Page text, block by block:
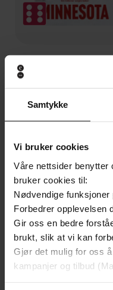
Samtykke
Vi bruker cookies
Våre nettsider
bruker cookies til:
Nødvendige
Forbedrer opplevelsen
Gir oss en bedre
brukt, slik at vi kan
Gjør det mulig for oss
kampanjer og tilbud
199,-
Jo Nesbø
EBOK
Forfattere Amanda
Lovelace
Forlag John
Utgitt
Lengde 4:59